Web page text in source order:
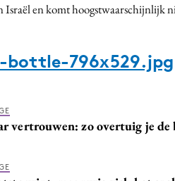
Israël en komt hoogstwaarschijnlijk
796x529.jpg
vertrouwen: zo overtuig je de